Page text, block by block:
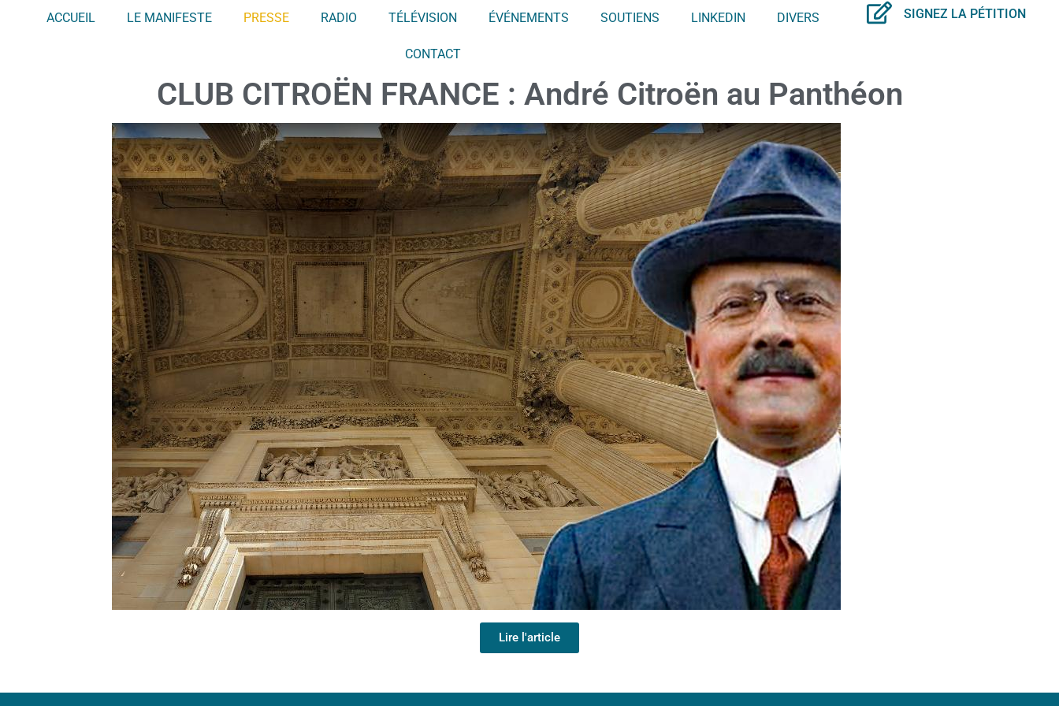
ACCUEIL LE MANIFESTE PRESSE RADIO TÉLÉVISION ÉVÉNEMENTS SOUTIENS LINKEDIN DIVERS
CONTACT
SIGNEZ LA PÉTITION
CLUB CITROËN FRANCE : André Citroën au Panthéon
Lire l'article